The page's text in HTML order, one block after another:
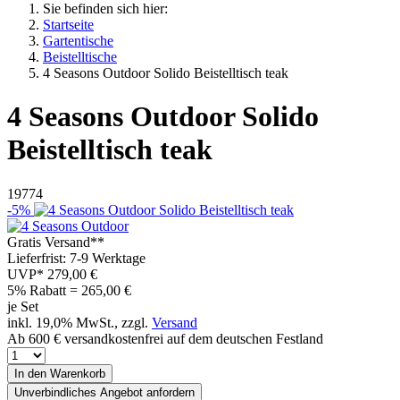
Sie befinden sich hier:
Startseite
Gartentische
Beistelltische
4 Seasons Outdoor Solido Beistelltisch teak
4 Seasons Outdoor Solido
Beistelltisch teak
19774
-5%
Gratis Versand**
Lieferfrist: 7-9 Werktage
UVP* 279,00 €
5% Rabatt = 265,00 €
je Set
inkl. 19,0% MwSt., zzgl. Versand
Ab 600 € versandkostenfrei auf dem deutschen Festland
In den Warenkorb
Unverbindliches Angebot anfordern